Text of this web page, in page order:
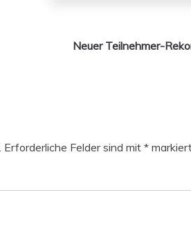
Neuer Teilnehmer-
Erforderliche Felder sind mit *